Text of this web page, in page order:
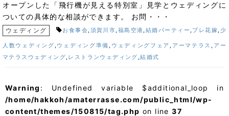
オープンした「飛行機が見える特別室」見学とウェディングに
ついての具体的な相談ができます。 お問・・・
ウェディング お食事会, 須賀川市, 福島空港, 結婚パーティー , プレ花嫁, 少
人数ウェディング , ウェディング準備 , ウェディングフェア , アーマテラス , アー
マテラスウェディング, レストランウェディング ,結婚式
Warning : Undefined variable $additional_loop in
/home/hakkoh/amaterrasse.com/public_html/wp-
content/themes/150815/tag.php on line37